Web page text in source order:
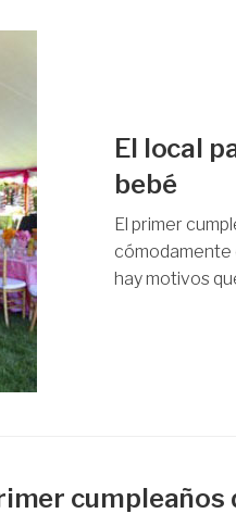
El local
bebé
El primer
cómodamente
hay motivos
cumpleaños